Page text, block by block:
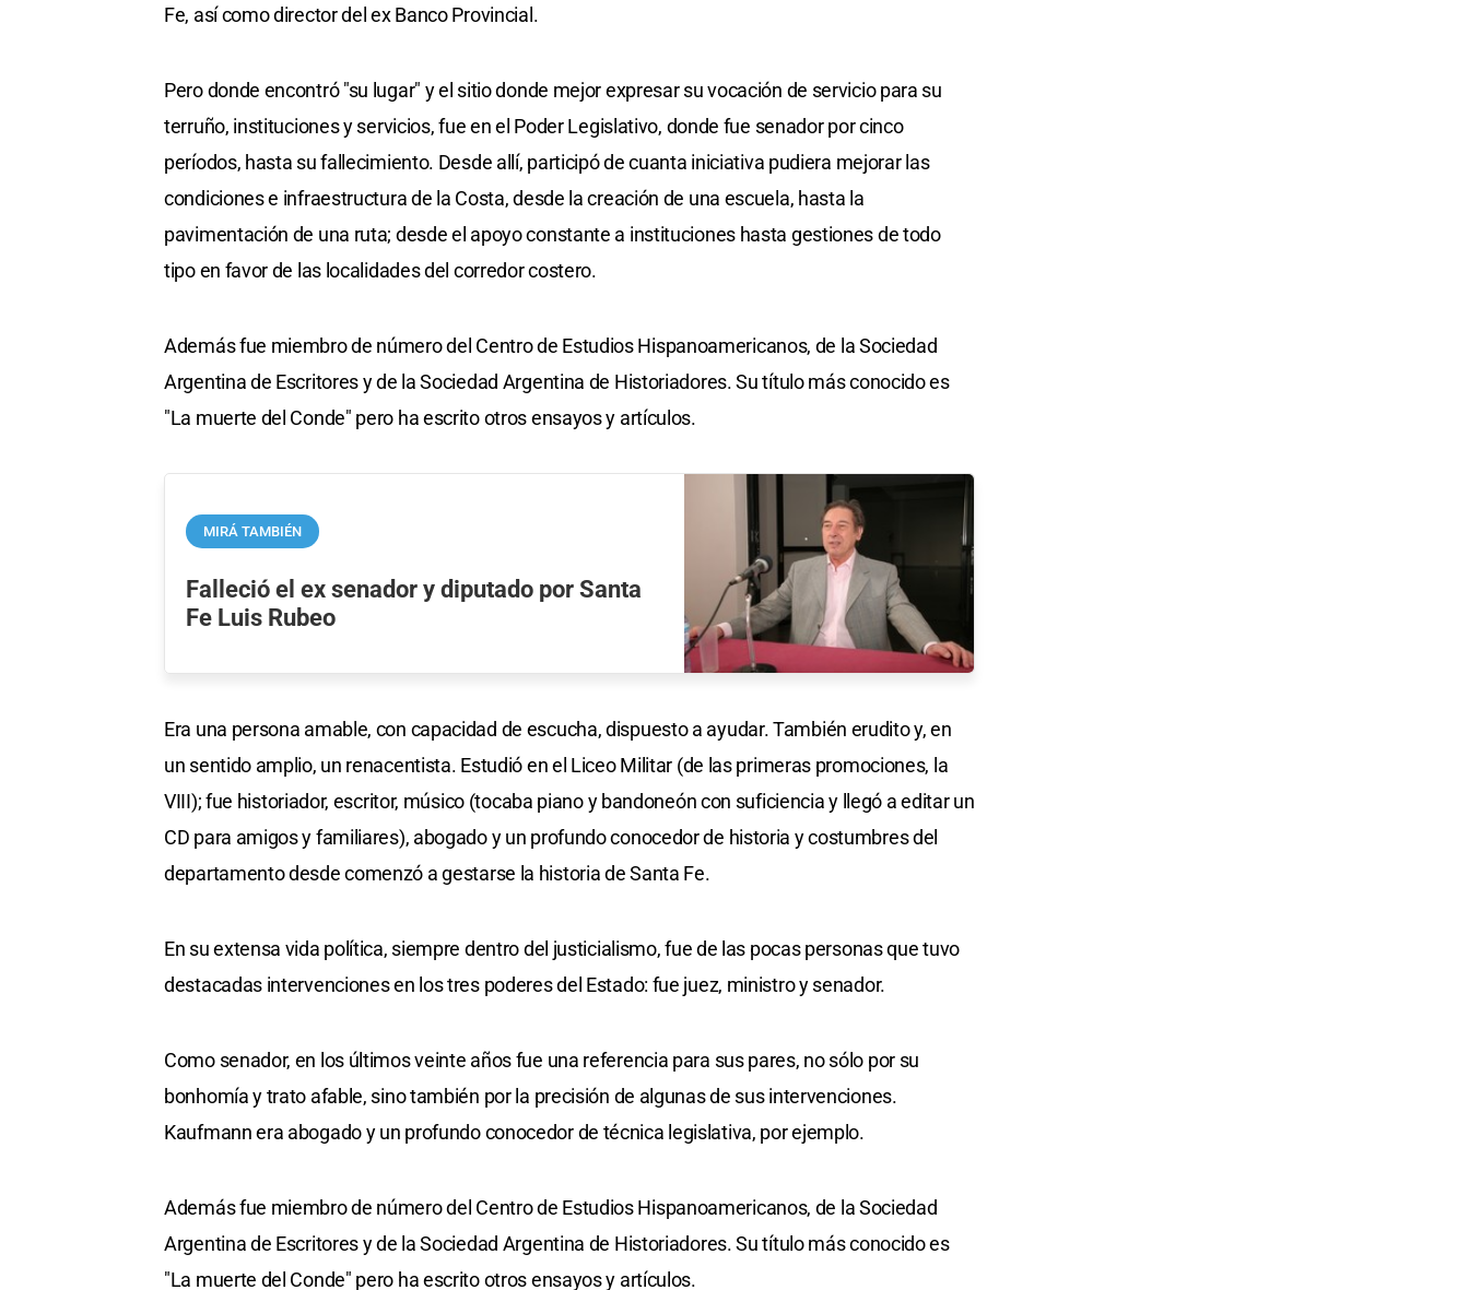
Fe, así como director del ex Banco Provincial.
Pero donde encontró "su lugar" y el sitio donde mejor expresar su vocación de servicio para su
terruño, instituciones y servicios, fue en el Poder Legislativo, donde fue senador por cinco
períodos, hasta su fallecimiento. Desde allí, participó de cuanta iniciativa pudiera mejorar las
condiciones e infraestructura de la Costa, desde la creación de una escuela, hasta la
pavimentación de una ruta; desde el apoyo constante a instituciones hasta gestiones de todo
tipo en favor de las localidades del corredor costero.
Además fue miembro de número del Centro de Estudios Hispanoamericanos, de la Sociedad
Argentina de Escritores y de la Sociedad Argentina de Historiadores. Su título más conocido es
"La muerte del Conde" pero ha escrito otros ensayos y artículos.
MIRÁ TAMBIÉN
Falleció el ex senador y diputado por Santa
Fe Luis Rubeo
Era una persona amable, con capacidad de escucha, dispuesto a ayudar. También erudito y, en
un sentido amplio, un renacentista. Estudió en el Liceo Militar (de las primeras promociones, la
VIII); fue historiador, escritor, músico (tocaba piano y bandoneón con suficiencia y llegó a editar un
CD para amigos y familiares), abogado y un profundo conocedor de historia y costumbres del
departamento desde comenzó a gestarse la historia de Santa Fe.
En su extensa vida política, siempre dentro del justicialismo, fue de las pocas personas que tuvo
destacadas intervenciones en los tres poderes del Estado: fue juez, ministro y senador.
Como senador, en los últimos veinte años fue una referencia para sus pares, no sólo por su
bonhomía y trato afable, sino también por la precisión de algunas de sus intervenciones.
Kaufmann era abogado y un profundo conocedor de técnica legislativa, por ejemplo.
Además fue miembro de número del Centro de Estudios Hispanoamericanos, de la Sociedad
Argentina de Escritores y de la Sociedad Argentina de Historiadores. Su título más conocido es
"La muerte del Conde" pero ha escrito otros ensayos y artículos.